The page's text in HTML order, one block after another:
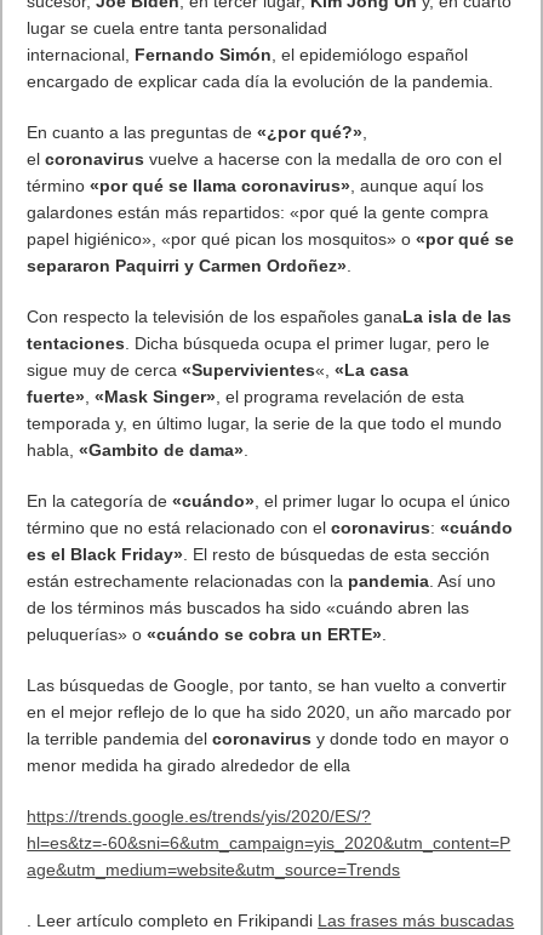
lugar se cuela entre tanta personalidad
internacional, Fernando Simón , el epidemiólogo español
encargado de explicar cada día la evolución de la pandemia.
En cuanto a las preguntas de«¿por qué?»
elcoronavirus vuelve a hacerse con la medalla de oro con el
término«por qué se llama coronavirus» , aunque aquí los
galardones están más repartidos: «por qué la gente compra
papel higiénico», «por qué pican los mosquitos» o«por qué se
separaron Paquirri y Carmen Ordoñez»
Con respecto la televisión de los españoles ganaLa isla de las
tentaciones . Dicha búsqueda ocupa el primer lugar, pero le
sigue muy de cerca «Supervivientes«,«La casa
fuerte» ,«Mask Singer» , el programa revelación de esta
temporada y, en último lugar, la serie de la que todo el mundo
habla,«Gambito de dama»
En la categoría de«cuándo» , el primer lugar lo ocupa el único
término que no está relacionado con elcoronavirus:«cuándo
es el Black Friday» . El resto de búsquedas de esta sección
están estrechamente relacionadas con la pandemia . Así uno
de los términos más buscados ha sido «cuándo abren las
peluquerías» o«cuándo se cobra un ERTE»
Las búsquedas de Google, por tanto, se han vuelto a convertir
en el mejor reflejo de lo que ha sido 2020, un año marcado por
la terrible pandemia delcoronavirus y donde todo en mayor o
menor medida ha girado alrededor de ella
https://trends.google.es/trends/yis/2020/ES/?
hl=es&tz=-60&sni=6&utm_campaign=yis_2020&utm_content=P
age&utm_medium=website&utm_source=Trends
. Leer artículo completo en Frikipandi Las frases más buscadas